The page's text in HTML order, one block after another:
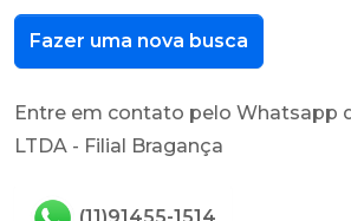
Fazer uma nova busca
Entre em contato pelo Whatsapp
LTDA - Filial Bragança